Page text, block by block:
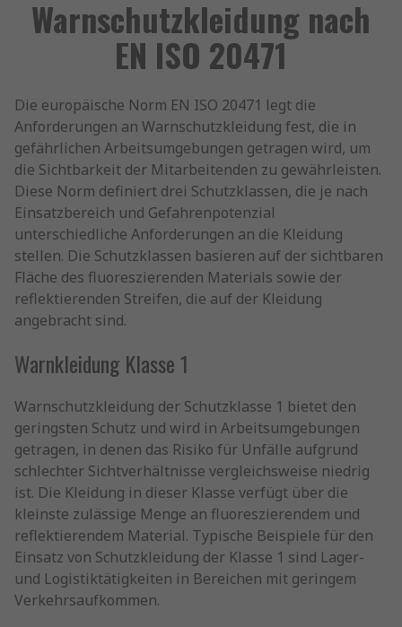
Warnschutzkleidung nach
EN ISO 20471
Die europäische Norm EN ISO 20471 legt die
Anforderungen an Warnschutzkleidung fest, die in
gefährlichen Arbeitsumgebungen getragen wird, um
die Sichtbarkeit der Mitarbeitenden zu gewährleisten.
Diese Norm definiert drei Schutzklassen, die je nach
Einsatzbereich und Gefahrenpotenzial
unterschiedliche Anforderungen an die Kleidung
stellen. Die Schutzklassen basieren auf der sichtbaren
Fläche des fluoreszierenden Materials sowie der
reflektierenden Streifen, die auf der Kleidung
angebracht sind.
Warnkleidung Klasse 1
Warnschutzkleidung der Schutzklasse 1 bietet den
geringsten Schutz und wird in Arbeitsumgebungen
getragen, in denen das Risiko für Unfälle aufgrund
schlechter Sichtverhältnisse vergleichsweise niedrig
ist. Die Kleidung in dieser Klasse verfügt über die
kleinste zulässige Menge an fluoreszierendem und
reflektierendem Material. Typische Beispiele für den
Einsatz von Schutzkleidung der Klasse 1 sind Lager-
und Logistiktätigkeiten in Bereichen mit geringem
Verkehrsaufkommen.